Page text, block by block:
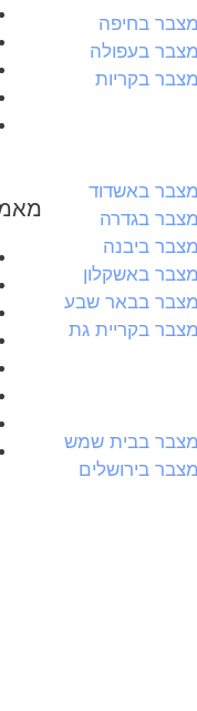
מצבר בחיפה
מצבר בעפולה
מצבר בקריות
מצבר באשדוד
מצבר בגדרה
מצבר ביבנה
מצבר באשקלון
מצבר בבאר שבע
מצבר בקריית גת
מצבר בבית שמש
מצבר בירושלים